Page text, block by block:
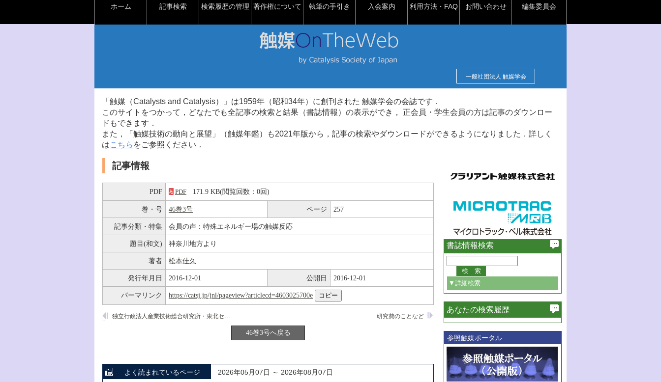
ホーム 記事検索 検索履歴の管理 著作権について 執筆の手引き 入会案内 利用方法・FAQ お問い合わせ 編集委員会
一般社団法人 触媒学会
「触媒（Catalysts and Catalysis）」は1959年（昭和34年）に創刊された 触媒学会の会誌です．
このサイトをつかって，どなたでも全記事の検索と結果（書誌情報）の表示ができ， 正会員・学生会員の方は記事のダウンロー
ドもできます．
また，「触媒技術の動向と展望」（触媒年鑑）も2021年版から，記事の検索やダウンロードができるようになりました．詳しく
はこちら をご参照ください．
記事情報
PDF PDF 171.9 KB(閲覧回数：0回)
巻・号 46巻3号 ページ 257
記事分類・特集 会員の声：特殊エネルギー場の触媒反応
題目(和文) 神奈川地方より
著者 松本佳久
発行年月日 2016-12-01 公開日 2016-12-01
パーマリンク https://catsj.jp/jnl/pageview?articlecd=4603025700e
研究費のことなど
独立行政法人産業技術総合研究所・東北センター・メンブレン化学研究ラボ
46巻3号へ戻る
よく読まれているページ 2026年05月07日 ～ 2026年08月07日
書誌情報検索
▼詳細検索
必ず含む
巻・号指定
巻
号
範囲指定
巻
号～
巻
あなたの検索履歴
参照触媒ポータル